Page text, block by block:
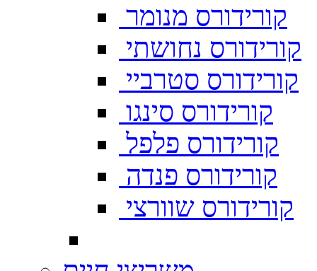
קורידורס מנומר
קורידורס נחושתי
קורידורס סטרביי
קורידורס סינגו
קורידורס פלפל
קורידורס פנדה
קורידורס שוורצי